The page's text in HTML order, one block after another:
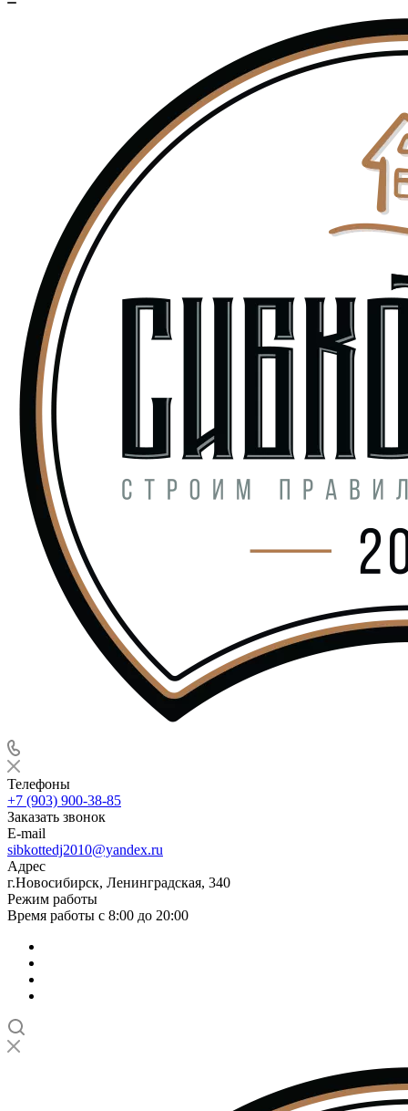
Телефоны
+7 (903) 900-38-85
Заказать звонок
E-mail
sibkottedj2010@yandex.ru
Адрес
г.Новосибирск, Ленинградская, 340
Режим работы
Время работы с 8:00 до 20:00